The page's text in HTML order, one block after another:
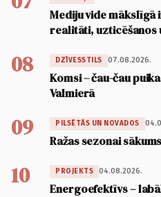
Mediju vide
realitāti, uzticēšanos
08 DZĪVESSTILS 07.08.2026.
Komsi – čau-čau
Valmierā
09 PILSĒTĀS UN NOVADOS
Ražas sezonai
10 PROJEKTS 04.08.2026.
Energoefektīvs –